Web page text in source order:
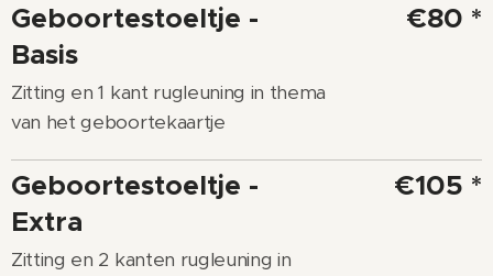
Geboortestoeltje -
Basis
Zitting en 1 kant rugleuning in thema
van het geboortekaartje
€80 *
Geboortestoeltje -
Extra
Zitting en 2 kanten rugleuning in
€105 *